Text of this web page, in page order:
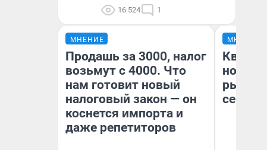
16 524 1
МНЕНИЕ
Продашь за 3000, налог
возьмут с 4000. Что
нам готовит новый
налоговый закон — он
коснется импорта и
даже репетиторов
МНЕНИЕ
но
рынок